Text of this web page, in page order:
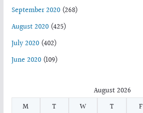
September 2020(268)
August 2020(425)
July 2020(402)
June 2020(109)
August 2026
M
T W T F